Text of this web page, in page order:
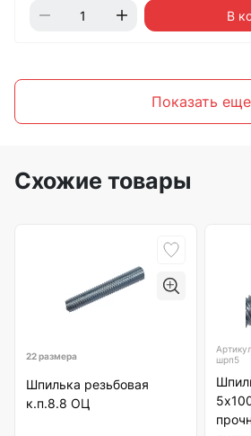
В
Показать еще
Схожие товары
22 размера
Шпилька резьбовая
к.п.8.8 ОЦ
Артикул
шрп5